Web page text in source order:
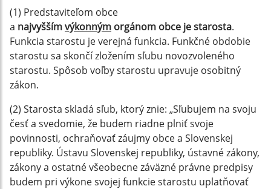
(1) Predstaviteľom obce
a najvyššímvýkonným orgánom obce je starosta.
Funkcia starostu je verejná funkcia. Funkčné obdobie
starostu sa skončí zložením sľubu novozvoleného
starostu. Spôsob voľby starostu upravuje osobitný
zákon.
(2) Starosta skladá sľub, ktorý znie: „Sľubujem na svoju
česť a svedomie, že budem riadne plniť svoje
povinnosti, ochraňovať záujmy obce a Slovenskej
republiky. Ústavu Slovenskej republiky, ústavné zákony,
zákony a ostatné všeobecne záväzné právne predpisy
budem pri výkone svojej funkcie starostu uplatňovať